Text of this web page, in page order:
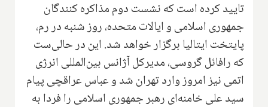
تایید کرده است که نشست دوم مذاکره کنندگان
جمهوری اسلامی و ایالات متحده، روز شنبه در رم،
پایتخت ایتالیا برگزار خواهد شد. این در حالی‌ست
که رافائل گروسی، مدیرکل آژانس بین‌المللی انرژی
اتمی نیز امروز وارد تهران شد و عباس عراقچی پیام
سید علی خامنه‌ای رهبر جمهوری اسلامی را فردا به